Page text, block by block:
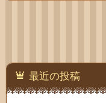
最近の投稿